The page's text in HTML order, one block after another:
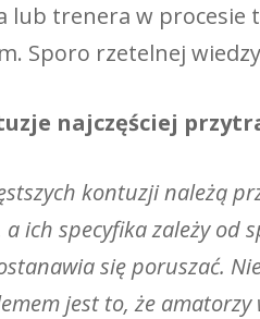
lub trenera w procesie
Sporo rzetelnej
najczęściej
kontuzji należą
a ich specyfika zależy od
się poruszać.
jest to, że